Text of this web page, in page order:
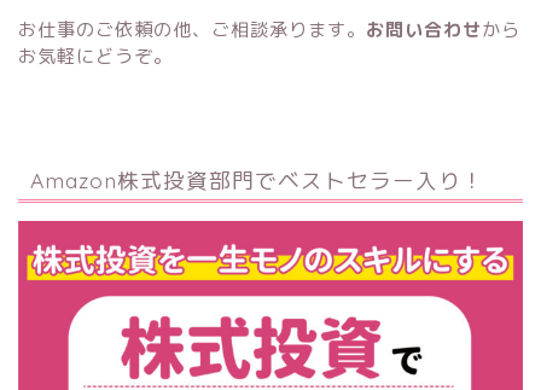
お仕事のご依頼の他、ご相談承ります。 お問い合わせから
お気軽にどうぞ。
Amazon株式投資部門でベストセラー入り！